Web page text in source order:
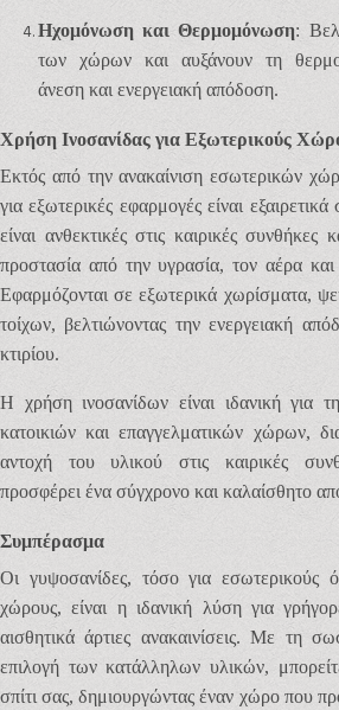
Ηχομόνωση και Θερμομόνωση:
των χώρων και αυξάνουν τη
άνεση και ενεργειακή απόδοση.
Χρήση Ινοσανίδας για Εξωτερικούς
Εκτός από την ανακαίνιση εσωτερικών
για εξωτερικές εφαρμογές είναι
είναι ανθεκτικές στις καιρικές συνθήκες
προστασία από την υγρασία, τον αέρα και
Εφαρμόζονται σε εξωτερικά χωρίσματα,
τοίχων, βελτιώνοντας την ενεργειακή
κτιρίου.
Η χρήση ινοσανίδων είναι ιδανική για
κατοικιών και επαγγελματικών χώρων,
αντοχή του υλικού στις καιρικές
προσφέρει ένα σύγχρονο και καλαίσθητο
Συμπέρασμα
Οι γυψοσανίδες, τόσο για εσωτερικούς
χώρους, είναι η ιδανική λύση για
αισθητικά άρτιες ανακαινίσεις. Με τη
επιλογή των κατάλληλων υλικών,
σπίτι σας, δημιουργώντας έναν χώρο που